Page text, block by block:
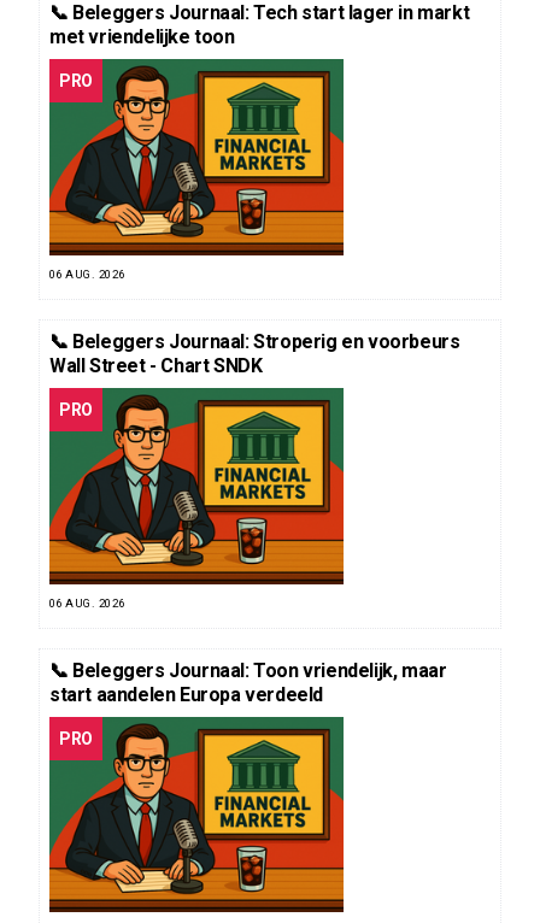
📞 Beleggers Journaal: Tech start lager in markt
met vriendelijke toon
PRO
06 AUG. 2026
📞 Beleggers Journaal: Stroperig en voorbeurs
Wall Street - Chart SNDK
PRO
06 AUG. 2026
📞 Beleggers Journaal: Toon vriendelijk, maar
start aandelen Europa verdeeld
PRO